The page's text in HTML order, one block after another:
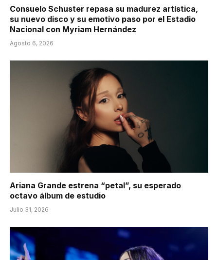
Consuelo Schuster repasa su madurez artística,
su nuevo disco y su emotivo paso por el Estadio
Nacional con Myriam Hernández
Agosto 6, 2026
Ariana Grande estrena “petal”, su esperado
octavo álbum de estudio
Julio 31, 2026